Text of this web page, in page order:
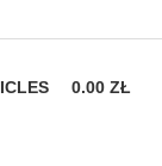
0.00 ZŁ